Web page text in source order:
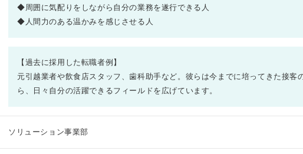
◆周囲に気配りをしながら自分の業務を遂行できる人
◆人間力のある温かみを感じさせる人
【過去に採用した転職者例】
元引越業者や飲食店スタッフ、歯科助手など。彼らは今までに培ってきた接客
ら、日々自分の活躍できるフィールドを広げています。
ソリューション事業部